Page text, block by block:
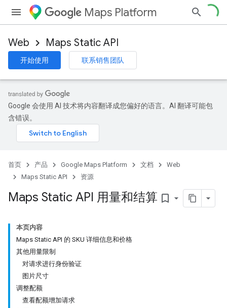
Maps Platform
Web Maps Static API
开始使用 联系销售团队
Google 会使用 AI 技术将内容翻译成您偏好的语言。AI 翻译可能包
含错误。
首页 产品 Google Maps Platform 文档
Web
Maps Static API
资源
Maps Static API 用量和结算 bookmark_border
本页内容
Maps Static API 的 SKU 详细信息和价格
其他用量限制
对请求进行身份验证
图片尺寸
调整配额
查看配额增加请求